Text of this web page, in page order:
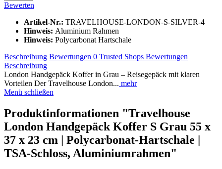
Bewerten
Artikel-Nr.: TRAVELHOUSE-LONDON-S-SILVER-4
Hinweis: Aluminium Rahmen
Hinweis: Polycarbonat Hartschale
Beschreibung Bewertungen 0 Trusted Shops Bewertungen
Beschreibung
London Handgepäck Koffer in Grau – Reisegepäck mit klaren
Vorteilen Der Travelhouse London... mehr
Menü schließen
Produktinformationen "Travelhouse
London Handgepäck Koffer S Grau 55 x
37 x 23 cm | Polycarbonat-Hartschale |
TSA-Schloss, Aluminiumrahmen"